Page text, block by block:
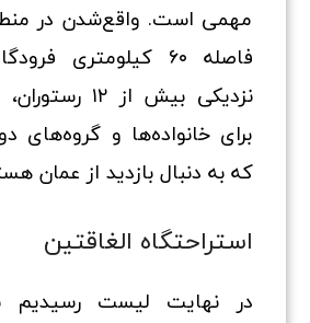
مهمی است. واقع‌شدن در
فاصله ۶۰ کیلومتری
نزدیکی بیش از
برای خانواده‌ها و گروه‌های
که به دنبال بازدید از عمان
استراحتگاه الغاقتین
در نهایت لیست رسیدیم